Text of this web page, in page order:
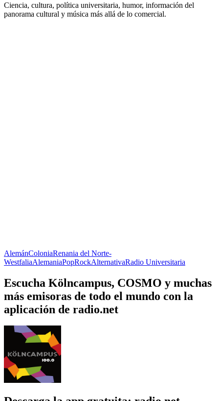
Ciencia, cultura, política universitaria, humor, información del
panorama cultural y música más allá de lo comercial.
AlemánColoniaRenania del Norte-
WestfaliaAlemaniaPopRockAlternativaRadio Universitaria
Escucha Kölncampus, COSMO y muchas
más emisoras de todo el mundo con la
aplicación de radio.net